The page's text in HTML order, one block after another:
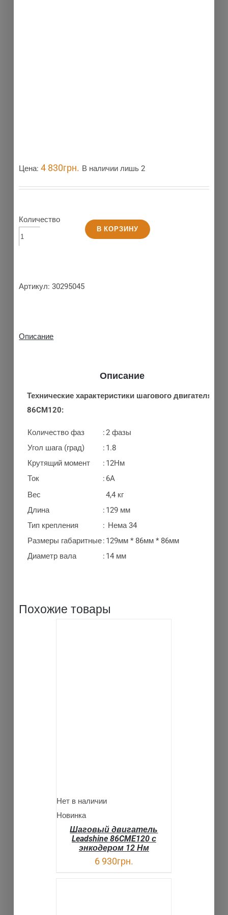
Цена:4 830грн. В наличии лишь 2
Количество
В КОРЗИНУ
Артикул:30295045
Описание
Описание
Технические характеристики шагового двигателя
86CM120:
Количество фаз :2 фазы
Угол шага (град)
: 1.8
Крутящий момент
: 12Нм
Ток
: 6A
Вес
4,4 кг
Длина
: 129 мм
Тип крепления
: Нема 34
Размеры габаритные: 129мм * 86мм * 86мм
Диаметр вала
: 14 мм
Похожие товары
Нет в наличии
Новинка
Шаговый двигатель
Leadshine 86CME120 с
энкодером 12 Нм
6 930грн.